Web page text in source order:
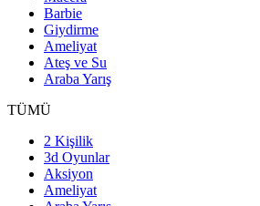
Barbie
Giydirme
Ameliyat
Ateş ve Su
Araba Yarış
TÜMÜ
2 Kişilik
3d Oyunlar
Aksiyon
Ameliyat